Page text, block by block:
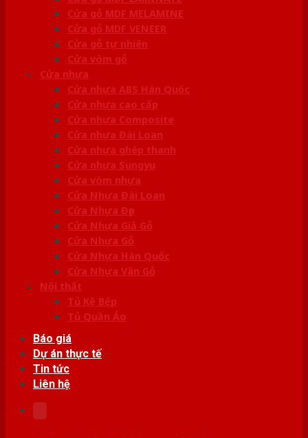
Cửa gỗ MDF MELAMINE
Cửa gỗ MDF VENEER
Cửa gỗ tự nhiên
Cửa vòm gỗ
Cửa nhựa
Cửa nhựa ABS Hàn Quốc
Cửa nhựa cao cấp
Cửa nhựa Composite
Cửa nhựa Đài Loan
Cửa nhựa ghép thanh
Cửa nhựa Sungyu
Cửa vòm nhựa
Cửa Nhựa Đài Loan
Cửa Nhựa Đẹp
Cửa Nhựa Giả Gỗ
Cửa Nhựa Gỗ
Cửa Nhựa Hàn Quốc
Cửa Nhựa Vân Gỗ
Nội thất
Tủ Kệ Bếp
Tủ Quần Áo
Báo giá
Dự án thực tế
Tin tức
Liên hệ